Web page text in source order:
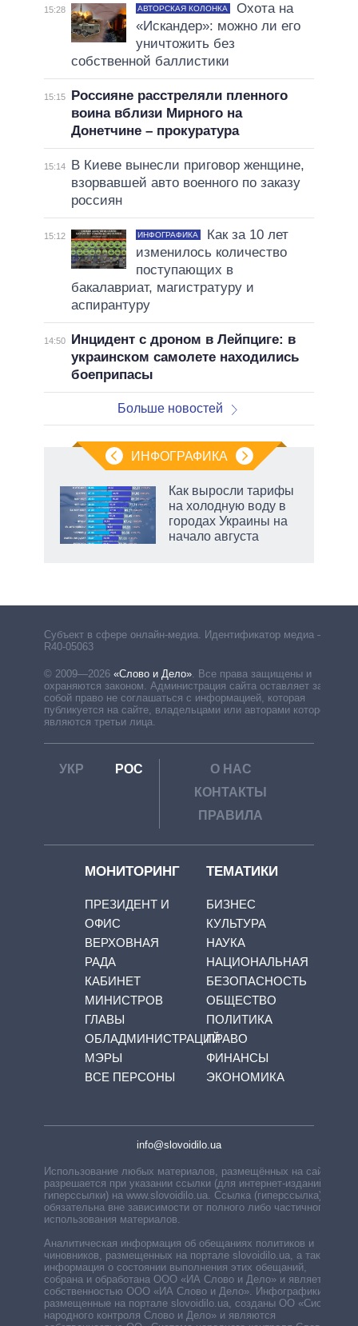
15:28 АВТОРСКАЯ КОЛОНКА
Охота на
«Искандер»: можно ли его
уничтожить без
собственной баллистики
15:15
Россияне расстреляли пленного
воина вблизи Мирного на
Донетчине – прокуратура
15:14
В Киеве вынесли приговор женщине,
взорвавшей авто военного по заказу
россиян
15:12 ИНФОГРАФИКА
Как за 10 лет
изменилось количество
поступающих в
бакалавриат, магистратуру и
аспирантуру
14:50
Инцидент с дроном в Лейпциге: в
украинском самолете находились
боеприпасы
Больше новостей
ИНФОГРАФИКА
Как выросли тарифы
на холодную воду в
городах Украины на
начало августа
Субъект в сфере онлайн-медиа. Идентификатор медиа –
R40-05063
© 2009—2026 «Слово и Дело». Все права защищены и
охраняются законом. Администрация сайта оставляет за
собой право не соглашаться с информацией, которая
публикуется на сайте, владельцами или авторами которой
являются третьи лица.
УКР РОС
О НАС
КОНТАКТЫ
ПРАВИЛА
МОНИТОРИНГ
ПРЕЗИДЕНТ И
ОФИС
ВЕРХОВНАЯ
РАДА
КАБИНЕТ
МИНИСТРОВ
ГЛАВЫ
ОБЛАДМИНИСТРАЦИЙ
МЭРЫ
ВСЕ ПЕРСОНЫ
ТЕМАТИКИ
БИЗНЕС
КУЛЬТУРА
НАУКА
НАЦИОНАЛЬНАЯ
БЕЗОПАСНОСТЬ
ОБЩЕСТВО
ПОЛИТИКА
ПРАВО
ФИНАНСЫ
ЭКОНОМИКА
info@slovoidilo.ua
Использование любых материалов, размещённых на сайте,
разрешается при указании ссылки (для интернет-изданий —
гиперссылки) на www.slovoidilo.ua. Ссылка (гиперссылка)
обязательна вне зависимости от полного либо частичного
использования материалов.
Аналитическая информация об обещаниях политиков и
чиновников, размещенных на портале slovoidilo.ua, а также
информация о состоянии выполнения этих обещаний,
собрана и обработана ООО «ИА Слово и Дело» и является
собственностью ООО «ИА Слово и Дело». Инфографики,
размещенные на портале slovoidilo.ua, созданы ОО «Система
народного контроля Слово и Дело» и являются